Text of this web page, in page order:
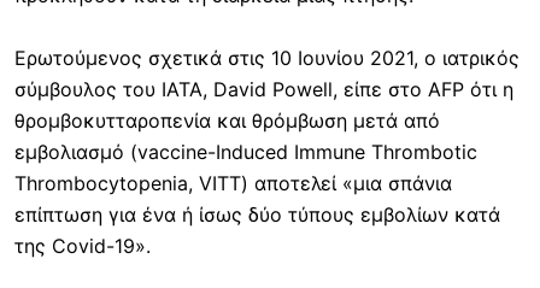
Ερωτούμενος σχετικά στις 10 Ιουνίου 2021, ο ιατρικός
σύμβουλος του ΙΑΤΑ, David Powell, είπε στο AFP ότι η
θρομβοκυτταροπενία και θρόμβωση μετά από
εμβολιασμό (vaccine-Induced Immune Thrombotic
Thrombocytopenia, VITT) αποτελεί «μια σπάνια
επίπτωση για ένα ή ίσως δύο τύπους εμβολίων κατά
της Covid-19».